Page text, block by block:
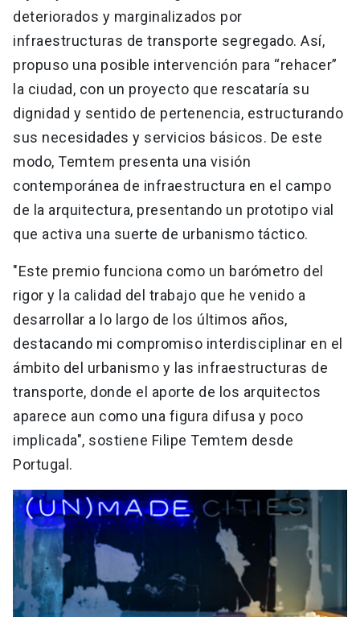
deteriorados y marginalizados por
infraestructuras de transporte segregado. Así,
propuso una posible intervención para “rehacer”
la ciudad, con un proyecto que rescataría su
dignidad y sentido de pertenencia, estructurando
sus necesidades y servicios básicos. De este
modo, Temtem presenta una visión
contemporánea de infraestructura en el campo
de la arquitectura, presentando un prototipo vial
que activa una suerte de urbanismo táctico.
"Este premio funciona como un barómetro del
rigor y la calidad del trabajo que he venido a
desarrollar a lo largo de los últimos años,
destacando mi compromiso interdisciplinar en el
ámbito del urbanismo y las infraestructuras de
transporte, donde el aporte de los arquitectos
aparece aun como una figura difusa y poco
implicada", sostiene Filipe Temtem desde
Portugal.